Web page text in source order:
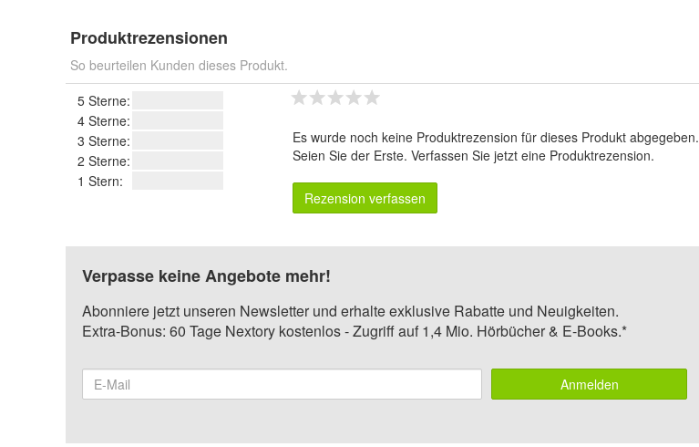
Produktrezensionen
So beurteilen Kunden dieses Produkt.
5 Sterne:
4 Sterne:
3 Sterne:
2 Sterne:
1 Stern:
Es wurde noch keine Produktrezension für dieses Produkt abgegeben.
Seien Sie der Erste. Verfassen Sie jetzt eine Produktrezension.
Rezension verfassen
Verpasse keine Angebote mehr!
Abonniere jetzt unseren Newsletter und erhalte exklusive Rabatte und Neuigkeiten.
Extra-Bonus: 60 Tage Nextory kostenlos - Zugriff auf 1,4 Mio. Hörbücher & E-Books.*
Anmelden